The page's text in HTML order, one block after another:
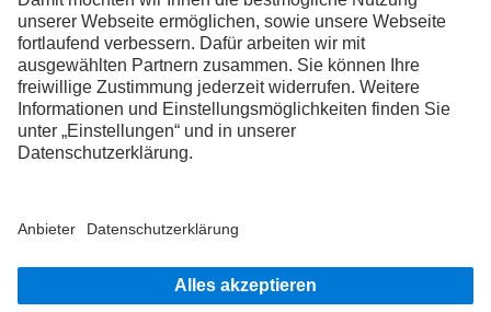
Tausche jetzt Erfahrungen mit anderen Truckerinnen und
Truckern aus.
Steig ein
Impressum